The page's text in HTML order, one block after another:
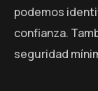
podemos
confianza.
seguridad